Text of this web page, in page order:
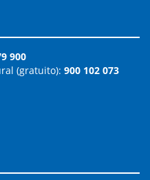
900
(gratuito): 900 102 073